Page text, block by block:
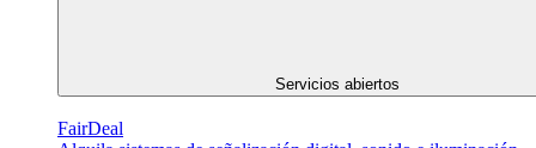
Servicios abiertos
FairDeal